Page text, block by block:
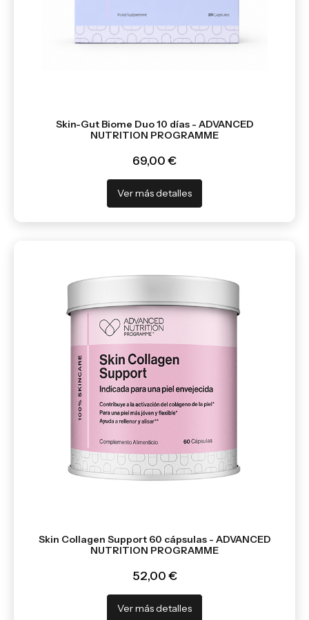
Skin-Gut Biome Duo 10 días - ADVANCED
NUTRITION PROGRAMME
69,00 €
Ver más detalles
Skin Collagen Support 60 cápsulas - ADVANCED
NUTRITION PROGRAMME
52,00 €
Ver más detalles